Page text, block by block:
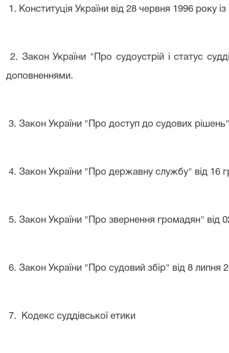
1 . Конституція України від 28 червня
2. Закон України "Про судоустрій і статус
доповненнями.
3. Закон України "Про доступ до судових
4. Закон України "Про державну службу" від 16
5. Закон України "Про звернення громадян" від
6. Закон України "Про судовий збір" від 8 липня
7. Кодекс суддівської етики